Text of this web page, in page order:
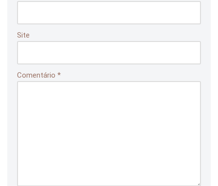
Site
Comentário *